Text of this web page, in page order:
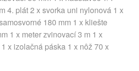
4. plát 2 x svorka uni nylonová 1 x
180 mm 1 x kliešte
1 x meter zvinovací 3 m 1 x
x izolačná páska 1 x nôž 70 x